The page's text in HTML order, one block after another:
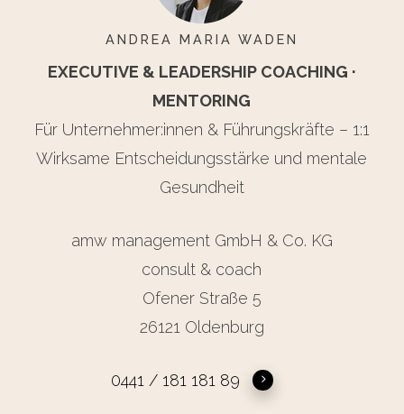
ANDREA MARIA WADEN
EXECUTIVE & LEADERSHIP COACHING ·
MENTORING
Für Unternehmer:innen & Führungskräfte – 1:1
Wirksame Entscheidungsstärke und mentale
Gesundheit
amw management GmbH & Co. KG
consult & coach
Ofener Straße 5
26121 Oldenburg
0441 / 181 181 89